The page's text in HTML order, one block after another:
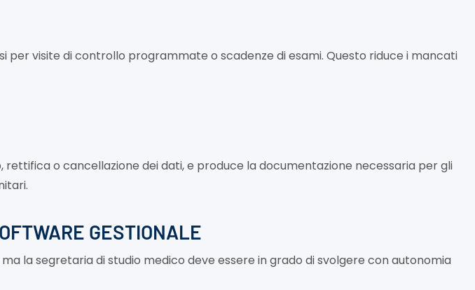
visite di controllo programmate o scadenze di esami. Questo riduce i mancati
o cancellazione dei dati, e produce la documentazione necessaria per gli
GESTIONALE
la segretaria di studio medico deve essere in grado di svolgere con autonomia